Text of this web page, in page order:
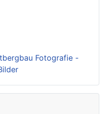
Fotografie -